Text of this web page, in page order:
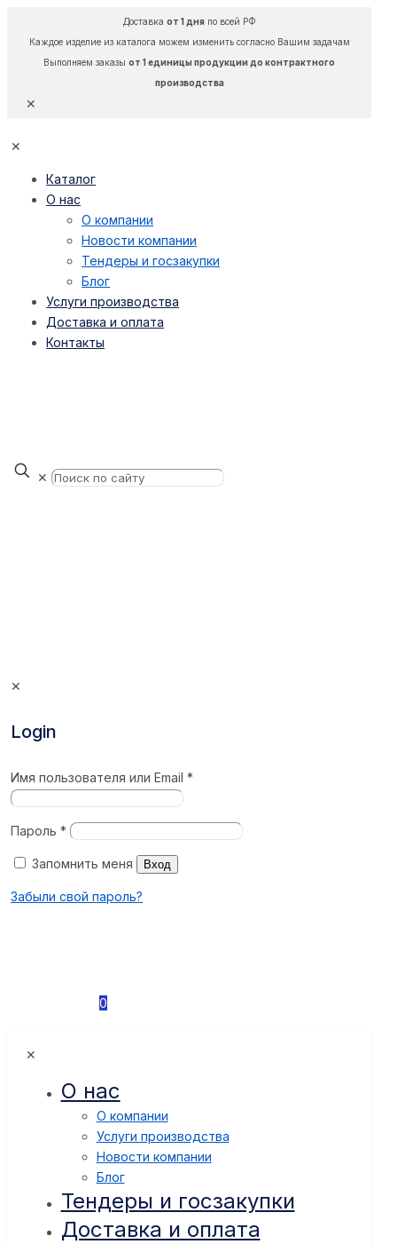
Доставка от 1 дняпо всей РФ
Каждое изделие из каталога можем изменить согласно Вашим задачам
Выполняем заказы от 1 единицы продукции до контрактного
производства
✕
✕
Каталог
О нас
О компании
Новости компании
Тендеры и госзакупки
Блог
Услуги производства
Доставка и оплата
Контакты
✕
✕
Login
Имя пользователя или Email*
Пароль*
Запомнить меня Вход
Забыли свой пароль?
0
✕
О нас
О компании
Услуги производства
Новости компании
Блог
Тендеры и госзакупки
Доставка и оплата